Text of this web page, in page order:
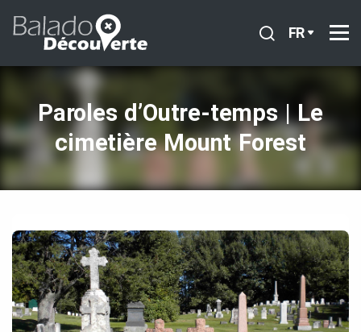
FR
Paroles d’Outre‑temps | Le
cimetière Mount Forest